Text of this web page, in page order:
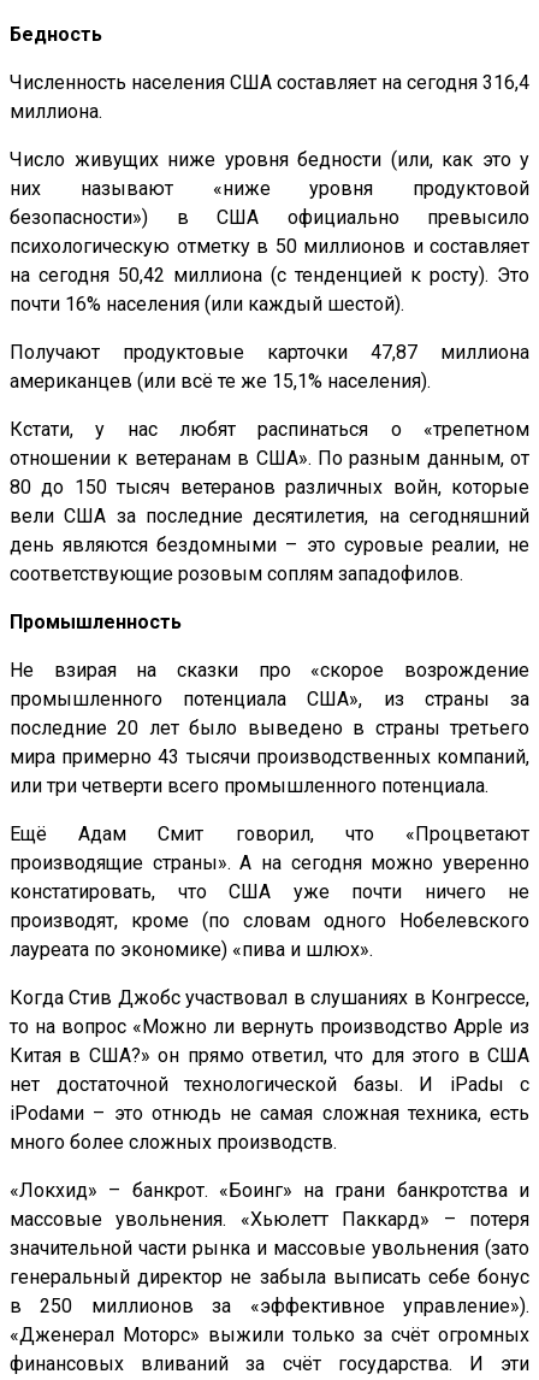
Бедность
Численность населения США составляет на сегодня 316,4
миллиона.
Число живущих ниже уровня бедности (или, как это у
них называют «ниже уровня продуктовой
безопасности») в США официально превысило
психологическую отметку в 50 миллионов и составляет
на сегодня 50,42 миллиона (с тенденцией к росту). Это
почти 16% населения (или каждый шестой).
Получают продуктовые карточки 47,87 миллиона
американцев (или всё те же 15,1% населения).
Кстати, у нас любят распинаться о «трепетном
отношении к ветеранам в США». По разным данным, от
80 до 150 тысяч ветеранов различных войн, которые
вели США за последние десятилетия, на сегодняшний
день являются бездомными – это суровые реалии, не
соответствующие розовым соплям западофилов.
Промышленность
Не взирая на сказки про «скорое возрождение
промышленного потенциала США», из страны за
последние 20 лет было выведено в страны третьего
мира примерно 43 тысячи производственных компаний,
или три четверти всего промышленного потенциала.
Ещё Адам Смит говорил, что «Процветают
производящие страны». А на сегодня можно уверенно
констатировать, что США уже почти ничего не
производят, кроме (по словам одного Нобелевского
лауреата по экономике) «пива и шлюх».
Когда Стив Джобс участвовал в слушаниях в Конгрессе,
то на вопрос «Можно ли вернуть производство Apple из
Китая в США?» он прямо ответил, что для этого в США
нет достаточной технологической базы. И iPadы с
iPodами – это отнюдь не самая сложная техника, есть
много более сложных производств.
«Локхид» – банкрот. «Боинг» на грани банкротства и
массовые увольнения. «Хьюлетт Паккард» – потеря
значительной части рынка и массовые увольнения (зато
генеральный директор не забыла выписать себе бонус
в 250 миллионов за «эффективное управление»).
«Дженерал Моторс» выжили только за счёт огромных
финансовых вливаний за счёт государства. И эти